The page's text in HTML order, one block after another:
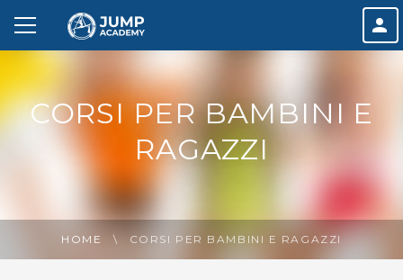
CORSI PER BAMBINI E
RAGAZZI
HOME CORSI PER BAMBINI E RAGAZZI